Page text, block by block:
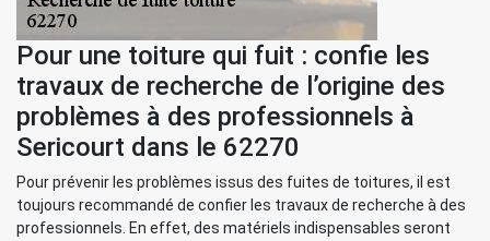
Pour une toiture qui fuit : confie les
travaux de recherche de l’origine des
problèmes à des professionnels à
Sericourt dans le 62270
Pour prévenir les problèmes issus des fuites de toitures, il est
toujours recommandé de confier les travaux de recherche à des
professionnels. En effet, des matériels indispensables seront